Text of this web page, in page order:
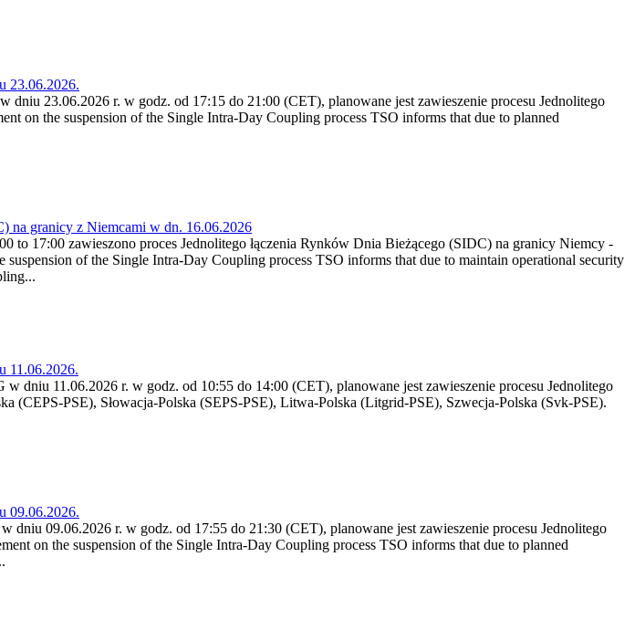
23.06.2026.
23.06.2026 r. w godz. od 17:15 do 21:00 (CET), planowane jest zawieszenie procesu Jednolitego
on the suspension of the Single Intra-Day Coupling process TSO informs that due to planned
na granicy z Niemcami w dn. 16.06.2026
17:00 zawieszono proces Jednolitego łączenia Rynków Dnia Bieżącego (SIDC) na granicy Niemcy -
of the Single Intra-Day Coupling process TSO informs that due to maintain operational security
11.06.2026.
dniu 11.06.2026 r. w godz. od 10:55 do 14:00 (CET), planowane jest zawieszenie procesu Jednolitego
(CEPS-PSE), Słowacja-Polska (SEPS-PSE), Litwa-Polska (Litgrid-PSE), Szwecja-Polska (Svk-PSE).
09.06.2026.
09.06.2026 r. w godz. od 17:55 do 21:30 (CET), planowane jest zawieszenie procesu Jednolitego
on the suspension of the Single Intra-Day Coupling process TSO informs that due to planned